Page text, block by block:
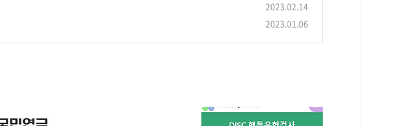
2023.02.14
2023.01.06